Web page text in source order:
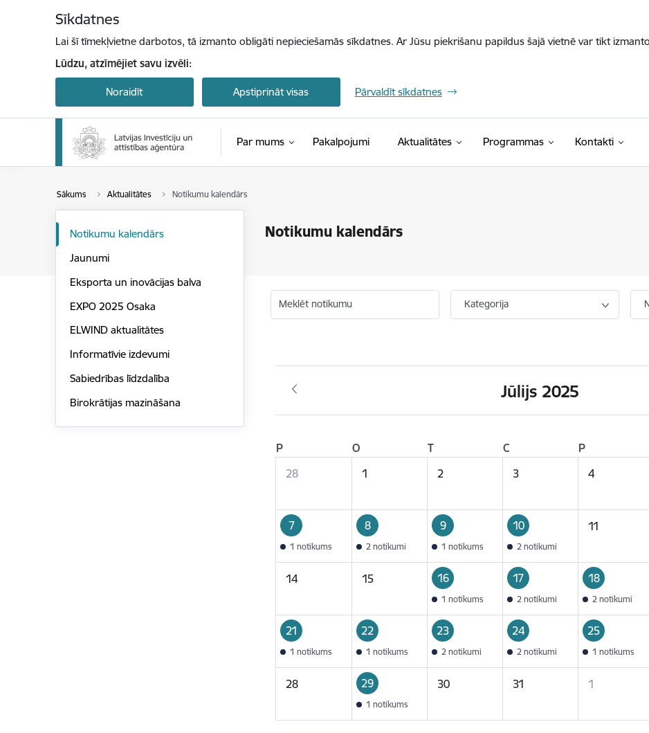
Sīkdatnes
Lai šī tīmekļvietne darbotos, tā izmanto obligāti nepieciešamās sīkdatnes. Ar Jūsu piekrišanu papildus šajā vietnē var tikt
Lūdzu, atzīmējiet savu izvēli:
Noraidīt Apstiprināt visas Pārvaldīt sīkdatnes
Par mums Pakalpojumi Aktualitātes Programmas Kontakti
Sākums Aktualitātes Notikumu kalendārs
Notikumu kalendārs
Notikumu kalendārs
Jaunumi
Eksporta un inovācijas balva
EXPO 2025 Osaka
ELWIND aktualitātes
Informatīvie izdevumi
Sabiedrības līdzdalība
Birokrātijas mazināšana
Meklēt notikumu Kategorija
Jūlijs 2025
P O T C P
28
1 2 3 4
7
1 notikums
8
2 notikumi
9
1 notikums
10
2 notikumi
11
14 15 16
1 notikums
17
2 notikumi
18
2 notikumi
21
1 notikums
22
1 notikums
23
2 notikumi
24
2 notikumi
25
1 notikums
28 29
1 notikums
30 31 1